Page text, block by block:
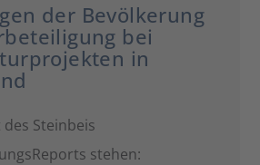
der Bevölkerung
bei
in
Steinbeis
stehen: